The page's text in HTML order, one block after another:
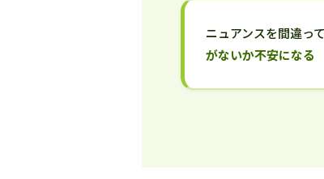
ニュアンスを間違って
がないか不安になる